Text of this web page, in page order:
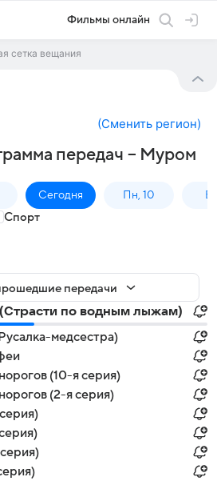
Фильмы онлайн
сетка вещания
(Сменить регион)
передач – Муром
Сегодня Пн, 10
Спорт
передачи
по водным лыжам)
медсестра)
(10-я серия)
(2-я серия)